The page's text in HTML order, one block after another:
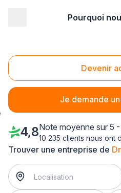
Pourquoi
Devenir
Je demande
Dressing Charleville-
Trouver une entreprise de
4,8Note moyenne sur 5
10 235 clients nous ont